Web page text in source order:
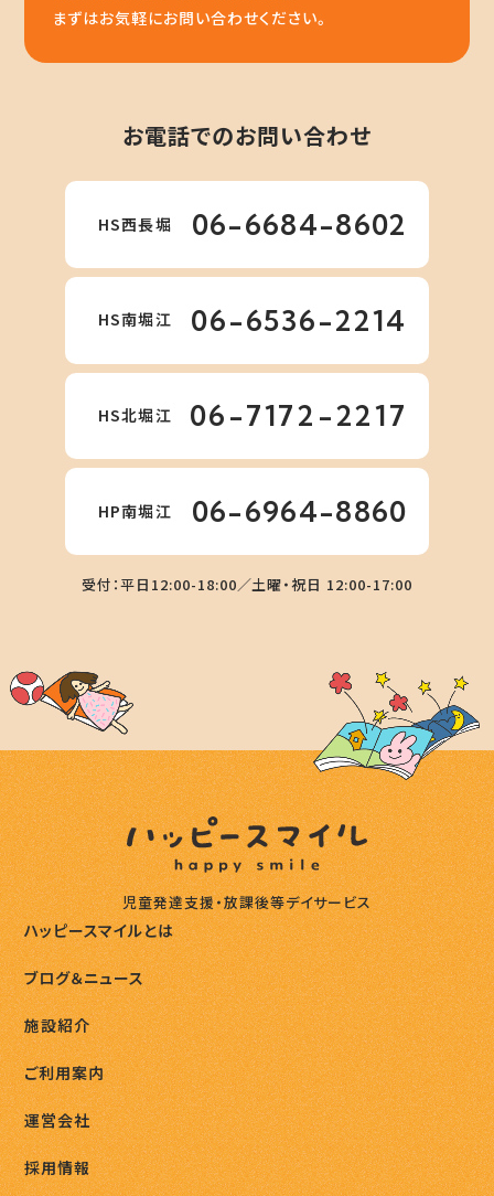
まずはお気軽にお問い合わせください。
お電話でのお問い合わせ
HS西長堀 06-6684-8602
HS南堀江 06-6536-2214
HS北堀江 06-7172-2217
HP南堀江 06-6964-8860
受付：平日12:00-18:00／土曜・祝日 12:00-17:00
児童発達支援・放課後等デイサービス
ハッピースマイルとは
ブログ＆ニュース
施設紹介
ご利用案内
運営会社
採用情報